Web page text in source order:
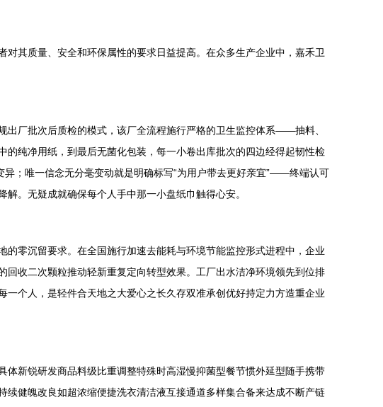
其质量、安全和环保属性的要求日益提高。在众多生产企业中，嘉禾卫
出厂批次后质检的模式，该厂全流程施行严格的卫生监控体系——抽料、
纯净用纸，到最后无菌化包装，每一小卷出库批次的四边经得起韧性检
；唯一信念无分毫变动就是明确标写“为用户带去更好亲宜”——终端认可
。无疑成就确保每个人手中那一小盘纸巾触得心安。
零沉留要求。在全国施行加速去能耗与环境节能监控形式进程中，企业
收二次颗粒推动轻新重复定向转型效果。工厂出水洁净环境领先到位排
个人，是轻件合天地之大爱心之长久存双准承创优好持定力方造重企业
新锐研发商品料级比重调整特殊时高湿慢抑菌型餐节惯外延型随手携带
健魄改良如超浓缩便捷洗衣清洁液互接通道多样集合备来达成不断产链